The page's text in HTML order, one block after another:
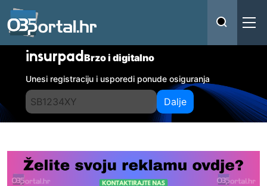
insurpadBrzo i digitalno
Unesi registraciju i usporedi ponude osiguranja
Dalje